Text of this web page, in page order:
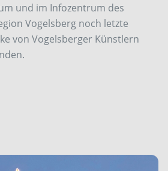
und im Infozentrum des
Vogelsberg noch letzte
von Vogelsberger Künstlern